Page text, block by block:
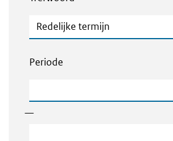
Trefwoord
Periode
—